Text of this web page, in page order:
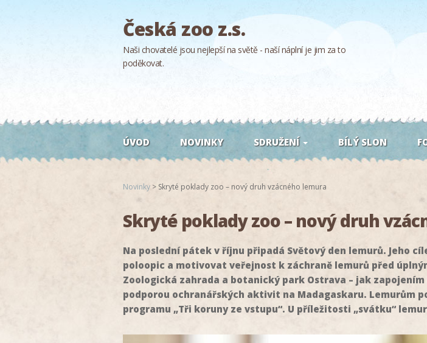
Česká zoo z.s.
Naši chovatelé jsou nejlepší na světě - naší náplní je jim za to
poděkovat.
ÚVOD NOVINKY SDRUŽENÍ BÍLÝ SLON
Novinky > Skryté poklady zoo – nový druh vzácného lemura
Skryté poklady zoo – nový druh
Na poslední pátek v říjnu připadá Světový den lemurů. Jeho
poloopic a motivovat veřejnost k záchraně lemurů před
Zoologická zahrada a botanický park Ostrava – jak
podporou ochranářských aktivit na Madagaskaru. Lemurům
programu „Tři koruny ze vstupu“. U příležitosti „svátku“